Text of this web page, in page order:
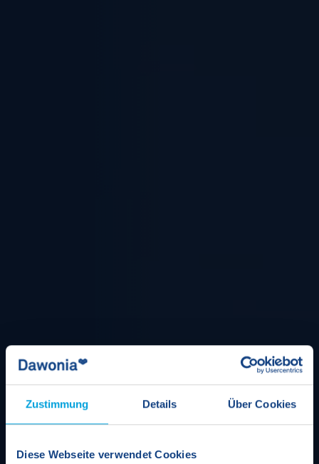
Zustimmung Details Über Cookies
Diese Webseite verwendet Cookies